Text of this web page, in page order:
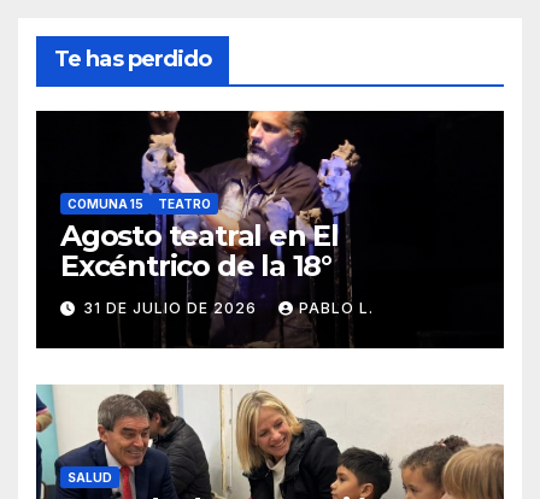
Te has perdido
COMUNA 15 TEATRO
Agosto teatral en El
Excéntrico de la 18°
31 DE JULIO DE 2026 PABLO L.
SALUD